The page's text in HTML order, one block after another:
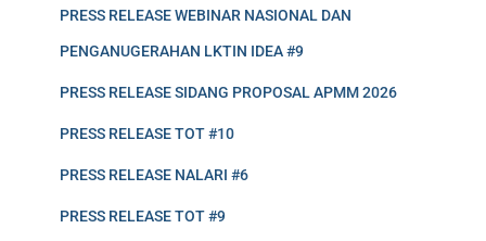
PRESS RELEASE WEBINAR NASIONAL DAN
PENGANUGERAHAN LKTIN IDEA #9
PRESS RELEASE SIDANG PROPOSAL APMM 2026
PRESS RELEASE TOT #10
PRESS RELEASE NALARI #6
PRESS RELEASE TOT #9